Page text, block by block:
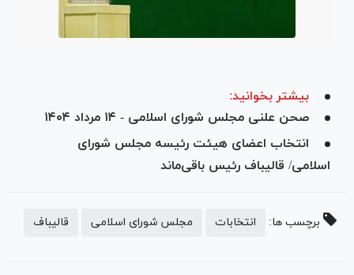
بیشتر بخوانید:
صحن علنی مجلس شورای اسلامی - ۱۴ مرداد ۱۴۰۴
انتخاب اعضای هیئت رئیسه مجلس شورای
اسلامی/ قالیباف رئیس باقی‌ماند
برچسب ها: انتخابات مجلس شورای اسلامی قالیباف